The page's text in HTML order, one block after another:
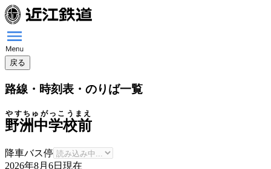
戻る
路線・時刻表・のりば一覧
野洲中学校前
やすちゅがっこうまえ
降車バス停
2026年8月6日 現在